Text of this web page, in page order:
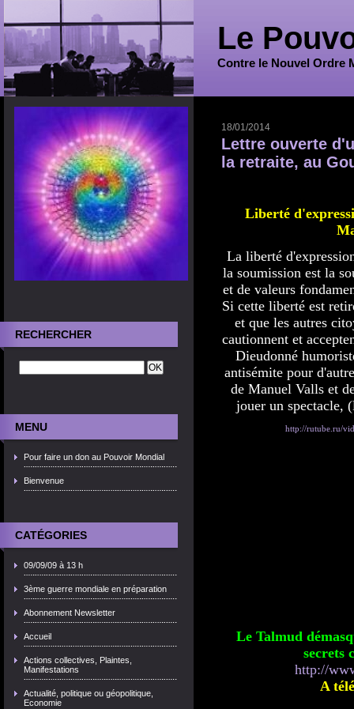
Le
Contre le Nouvel Ordre
RECHERCHER
MENU
Pour faire un don au Pouvoir Mondial
Bienvenue
CATÉGORIES
09/09/09 à 13 h
3ème guerre mondiale en préparation
Abonnement Newsletter
Accueil
Actions collectives, Plaintes,
Manifestations
Actualité, politique ou géopolitique,
Economie
18/01/2014
Lettre ouverte
la retraite, au
Liberté
La liberté
la soumission est la
et de valeurs
Si cette liberté est
et que les autres
cautionnent et
Dieudonné
antisémite pour
de Manuel Valls et
jouer un spectacle,
http://rutube.ru/
Le Talmud
secrets
http://
A